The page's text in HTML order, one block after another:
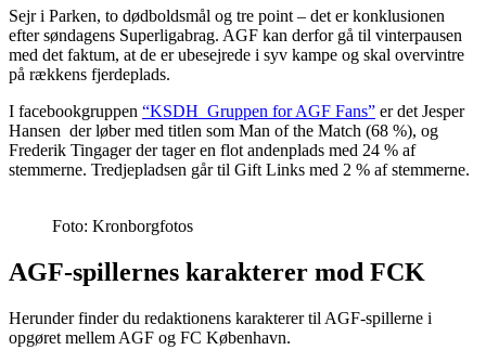
Sejr i Parken, to dødboldsmål og tre point – det er konklusionen
efter søndagens Superligabrag. AGF kan derfor gå til vinterpausen
med det faktum, at de er ubesejrede i syv kampe og skal overvintre
på rækkens fjerdeplads.
I facebookgruppen “KSDH Gruppen for AGF Fans” er det Jesper
Hansen der løber med titlen som Man of the Match (68 %), og
Frederik Tingager der tager en flot andenplads med 24 % af
stemmerne. Tredjepladsen går til Gift Links med 2 % af stemmerne.
Foto: Kronborgfotos
AGF-spillernes karakterer mod FCK
Herunder finder du redaktionens karakterer til AGF-spillerne i
opgøret mellem AGF og FC København.